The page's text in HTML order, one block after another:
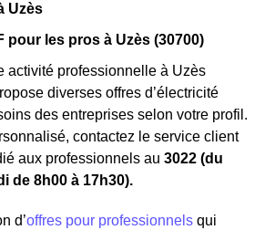
Uzès
pour les pros à Uzès (30700)
activité professionnelle à Uzès
diverses offres d’électricité
des entreprises selon votre profil.
contactez le service client
aux professionnels au 3022 (du
de 8h00 à 17h30).
d’offres pour professionnels qui